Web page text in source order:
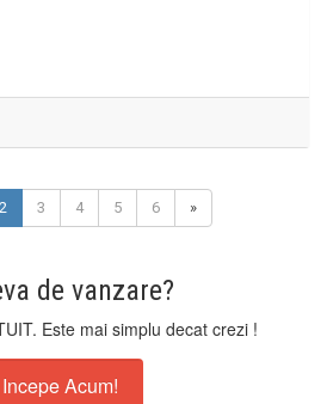
2 3 4 5 6 »
de vanzare?
Este mai simplu decat crezi !
Incepe Acum!